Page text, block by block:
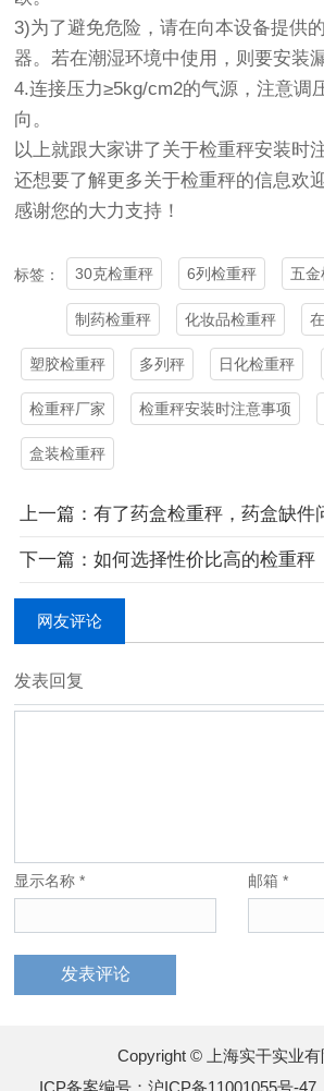
3)为了避免危险，请在向本设备提供
器。若在潮湿环境中使用，则要安装
4.连接压力≥5kg/cm2的气源，注意调
向。
以上就跟大家讲了关于检重秤安装时
还想要了解更多关于检重秤的信息欢
感谢您的大力支持！
标签： 30克检重秤 6列检重秤 五
制药检重秤 化妆品检重秤
塑胶检重秤 多列秤 日化检重秤
检重秤厂家 检重秤安装时注意事项
盒装检重秤
上一篇：有了药盒检重秤，药盒缺件
下一篇：如何选择性价比高的检重秤
网友评论
发表回复
显示名称* 邮箱*
Copyright © 上海实干实业有
ICP备案编号：沪ICP备11001055号-47